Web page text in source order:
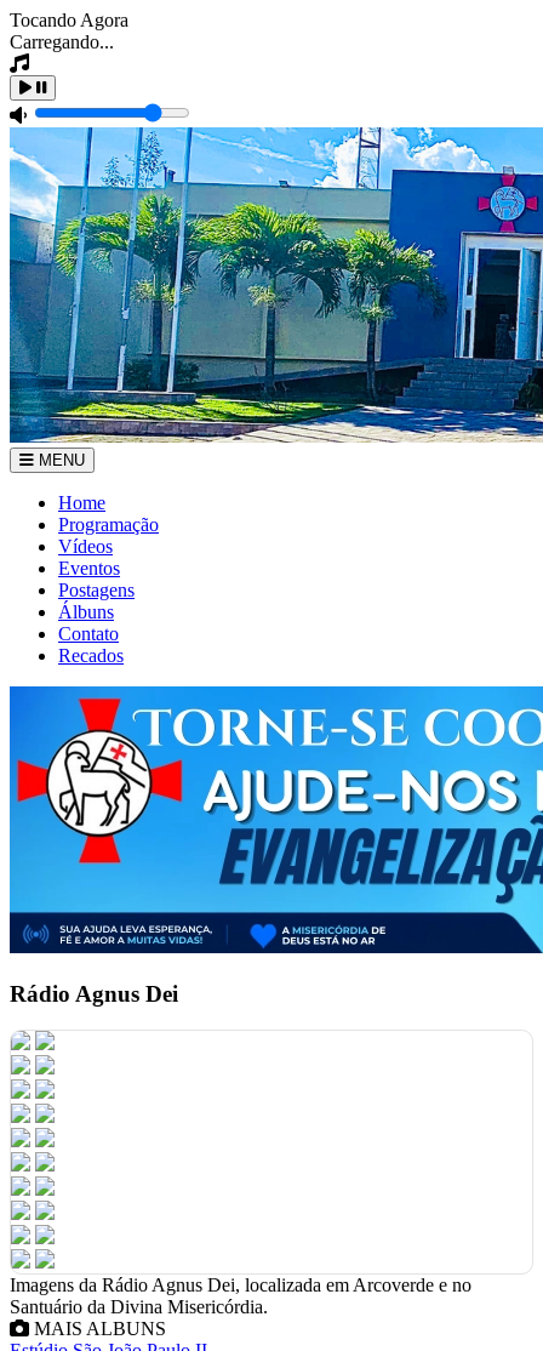
Tocando Agora
Carregando...
MENU
Home
Programação
Vídeos
Eventos
Postagens
Álbuns
Contato
Recados
Rádio Agnus Dei
Imagens da Rádio Agnus Dei, localizada em Arcoverde e no
Santuário da Divina Misericórdia.
MAIS ALBUNS